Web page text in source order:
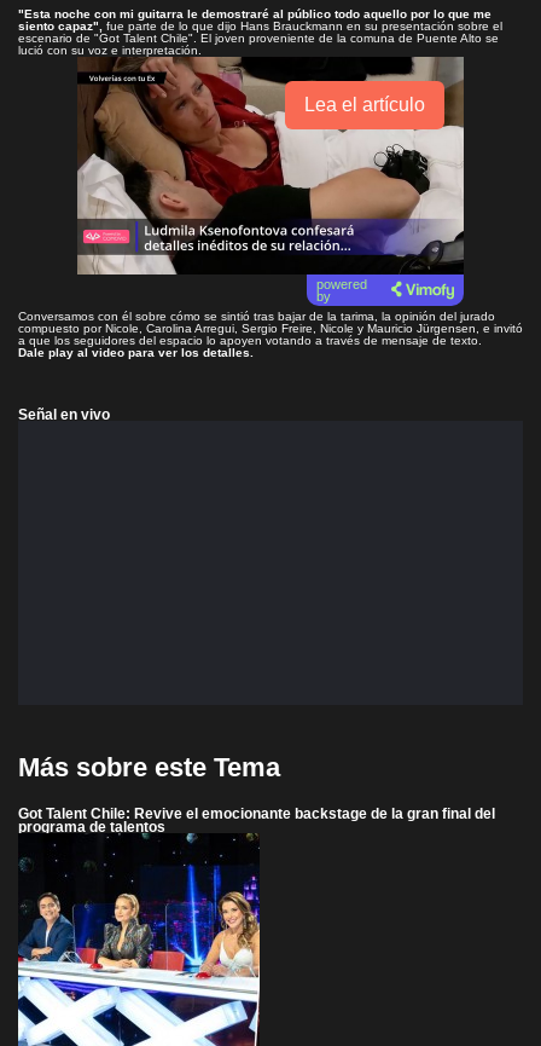
"Esta noche con mi guitarra le demostraré al público todo aquello por lo que me
siento capaz",
fue parte de lo que dijo Hans Brauckmann en su presentación sobre el
escenario de "Got Talent Chile". El joven proveniente de la comuna de Puente Alto se
lució con su voz e interpretación.
Lea el artículo
powered
by
Conversamos con él sobre cómo se sintió tras bajar de la tarima, la opinión del jurado
compuesto por Nicole, Carolina Arregui, Sergio Freire, Nicole y Mauricio Jürgensen, e invitó
a que los seguidores del espacio lo apoyen votando a través de mensaje de texto.
Dale play al video para ver los detalles.
Señal en vivo
Más sobre este Tema
Got Talent Chile: Revive el emocionante backstage de la gran final del
programa de talentos